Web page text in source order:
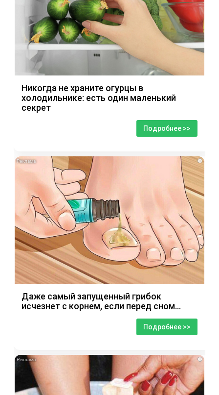
Никогда не храните огурцы в
холодильнике: есть один маленький
секрет
Подробнее >>
i
Даже самый запущенный грибок
исчезнет с корнем, если перед сном…
Подробнее >>
i